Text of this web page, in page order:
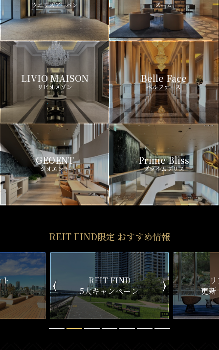
ウエリスアーバン ズーム
LIVIO MAISON
リビオメゾン
Belle Face
ベルファース
GEOENT
ジオエント
Prime Bliss
プライムブリス
REIT FIND限定 おすすめ情報
ン
リアルタイム
更新一覧チェック
新